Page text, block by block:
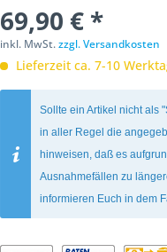
69,90 € *
inkl. MwSt.zzgl. Versandkosten
Lieferzeit ca. 7-10
Sollte ein Artikel nicht als
in aller Regel die
hinweisen, daß es
Ausnahmefällen zu
informieren Euch in dem